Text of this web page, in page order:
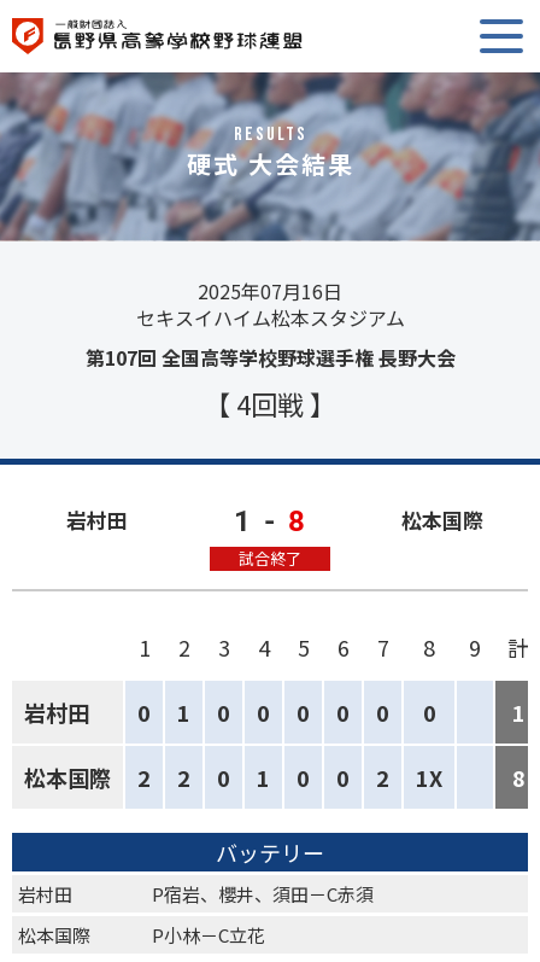
RESULTS
硬式 大会結果
2025年07月16日
セキスイハイム松本スタジアム
第107回 全国高等学校野球選手権 長野大会
【 4回戦 】
岩村田 1 - 8
試合終了
松本国際
1 2 3 4 5 6 7 8 9 計
岩村田 0 1 0 0 0 0 0 0 1
松本国際 2 2 0 1 0 0 2 1X 8
バッテリー
岩村田
P宿岩、櫻井、須田－C赤須
松本国際
P小林－C立花